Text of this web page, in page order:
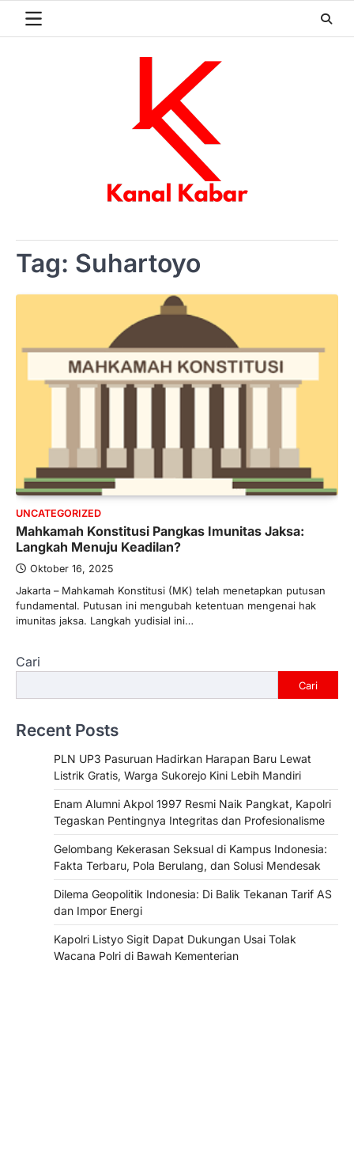
Tag: Suhartoyo
UNCATEGORIZED
Mahkamah Konstitusi Pangkas Imunitas Jaksa:
Langkah Menuju Keadilan?
Oktober 16, 2025
Jakarta – Mahkamah Konstitusi (MK) telah menetapkan putusan
fundamental. Putusan ini mengubah ketentuan mengenai hak
imunitas jaksa. Langkah yudisial ini…
Cari
Cari
Recent Posts
PLN UP3 Pasuruan Hadirkan Harapan Baru Lewat
Listrik Gratis, Warga Sukorejo Kini Lebih Mandiri
Enam Alumni Akpol 1997 Resmi Naik Pangkat, Kapolri
Tegaskan Pentingnya Integritas dan Profesionalisme
Gelombang Kekerasan Seksual di Kampus Indonesia:
Fakta Terbaru, Pola Berulang, dan Solusi Mendesak
Dilema Geopolitik Indonesia: Di Balik Tekanan Tarif AS
dan Impor Energi
Kapolri Listyo Sigit Dapat Dukungan Usai Tolak
Wacana Polri di Bawah Kementerian